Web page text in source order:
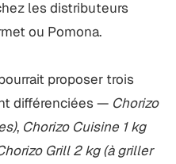
les distributeurs
ou Pomona.
proposer trois
différenciées — Chorizo
, Chorizo Cuisine 1 kg
Grill 2 kg (à griller